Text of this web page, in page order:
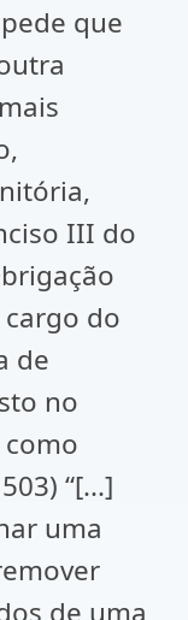
que
III do
do
de
no
como
“[...]
uma
de uma